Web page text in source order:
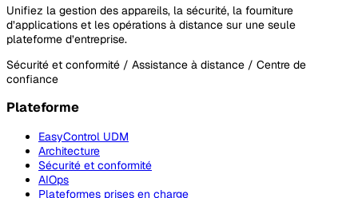
Unifiez la gestion des appareils, la sécurité, la fourniture
d’applications et les opérations à distance sur une seule
plateforme d’entreprise.
Sécurité et conformité / Assistance à distance / Centre de
confiance
Plateforme
EasyControl UDM
Architecture
Sécurité et conformité
AIOps
Plateformes prises en charge